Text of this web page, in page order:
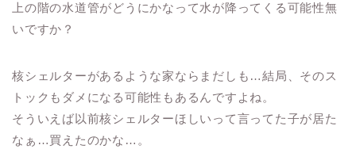
上の階の水道管がどうにかなって水が降ってくる可能性無
いですか？
核シェルターがあるような家ならまだしも…結局、そのス
トックもダメになる可能性もあるんですよね。
そういえば以前核シェルターほしいって言ってた子が居た
なぁ…買えたのかな…。